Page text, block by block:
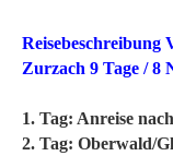
Reisebeschreibung
Zurzach 9 Tage / 8
1. Tag: Anreise
2. Tag: Oberwald/